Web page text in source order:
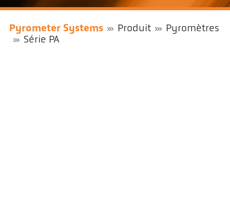
Pyrometer Systems Produit
Pyromètres
Série PA